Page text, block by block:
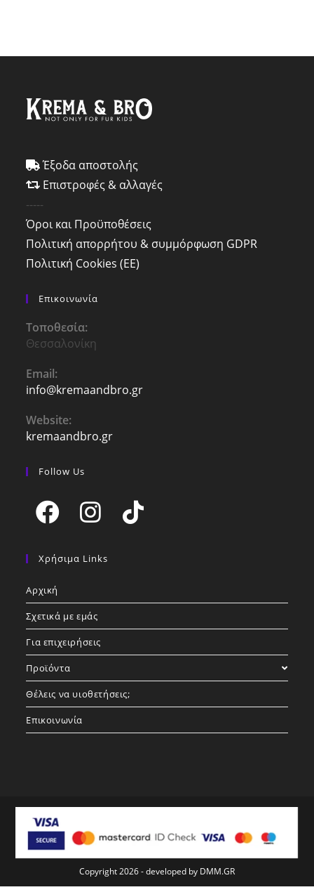
Έξοδα αποστολής
Επιστροφές & αλλαγές
-----
Όροι και Προϋποθέσεις
Πολιτική απορρήτου & συμμόρφωση GDPR
Πολιτική Cookies (ΕΕ)
Επικοινωνία
Τοποθεσία:
Θεσσαλονίκη
Email:
info@kremaandbro.grOpens
Website:
kremaandbro.gr
Follow Us
in
new
in
Χρήσιμα Links
Αρχική
Σχετικά με εμάς
Για επιχειρήσεις
Προϊόντα
Θέλεις να υιοθετήσεις;
Επικοινωνία
Copyright 2026 - developed by DMM.GR